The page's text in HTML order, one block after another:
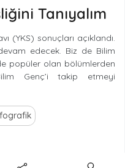
Tanıyalım
(YKS) sonuçları açıklandı.
edecek. Biz de Bilim
popüler olan bölümlerden
Genç’i takip etmeyi